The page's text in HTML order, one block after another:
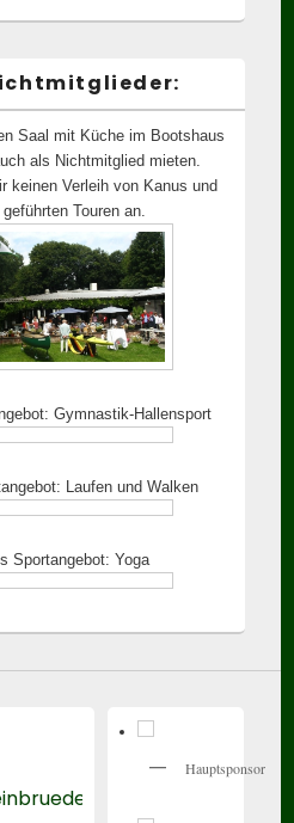
Saal mit Küche im Bootshaus
als Nichtmitglied mieten.
keinen Verleih von Kanus und
geführten Touren an.
Gymnastik-Hallensport
Laufen und Walken
Sportangebot: Yoga
Hauptsponsor